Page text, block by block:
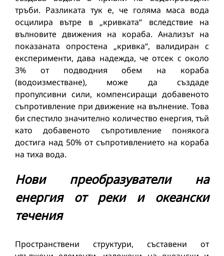
тръби. Разликата тук е, че голяма маса вода
осцилира вътре в „кривката“ вследствие на
вълновите движения на кораба. Анализът на
показаната опростена „кривка“, валидиран с
експерименти, дава надежда, че отсек с около
3% от подводния обем на кораба
(водоизместване), може да създаде
пропулсивни сили, компенсиращи добавеното
съпротивление при движение на вълнение. Това
би спестило значително количество енергия, тъй
като добавеното съпротивление понякога
достига над 50% от съпротивлението на кораба
на тиха вода.
Нови преобразуватели на
енергия от реки и океански
течения
Пространствени структури, съставени от